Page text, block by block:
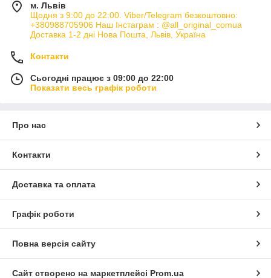
м. Львів
Щодня з 9:00 до 22:00. Viber/Telegram безкоштовно:
+380988705906 Наш Інстаграм : @all_original_comua
Доставка 1-2 дні Нова Пошта, Львів, Україна
Контакти
Сьогодні працює з 09:00 до 22:00
Показати весь графік роботи
Про нас
Контакти
Доставка та оплата
Графік роботи
Повна версія сайту
Сайт створено на маркетплейсі Prom.ua